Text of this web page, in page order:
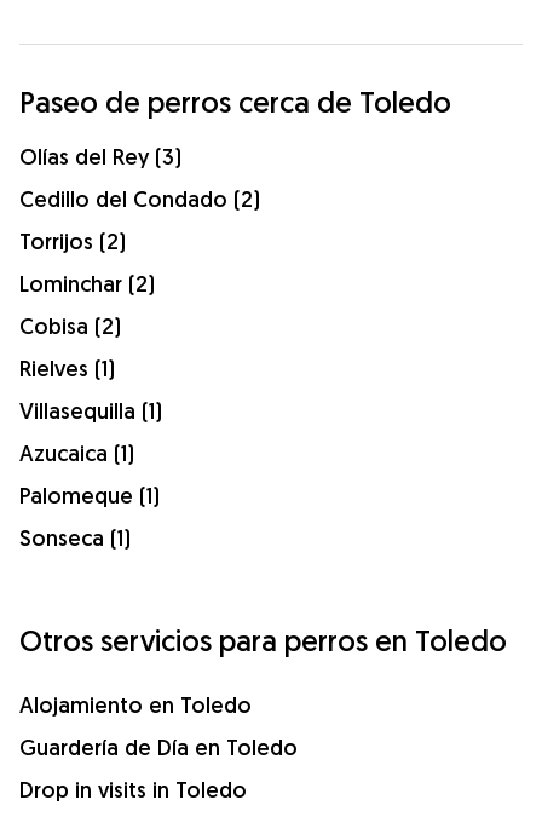
Paseo de perros cerca de Toledo
Olías del Rey (3)
Cedillo del Condado (2)
Torrijos (2)
Lominchar (2)
Cobisa (2)
Rielves (1)
Villasequilla (1)
Azucaica (1)
Palomeque (1)
Sonseca (1)
Otros servicios para perros en Toledo
Alojamiento en Toledo
Guardería de Día en Toledo
Drop in visits in Toledo